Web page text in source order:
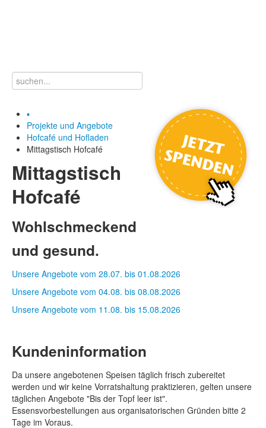
▪
Projekte und Angebote
Hofcafé und Hofladen
Mittagstisch Hofcafé
Mittagstisch
Hofcafé
Wohlschmeckend
und gesund.
Unsere Angebote vom 28.07. bis 01.08.2026
Unsere Angebote vom 04.08. bis 08.08.2026
Unsere Angebote vom 11.08. bis 15.08.2026
Kundeninformation
Da unsere angebotenen Speisen täglich frisch zubereitet
werden und wir keine Vorratshaltung praktizieren, gelten unsere
täglichen Angebote "Bis der Topf leer ist".
Essensvorbestellungen aus organisatorischen Gründen bitte 2
Tage im Voraus.